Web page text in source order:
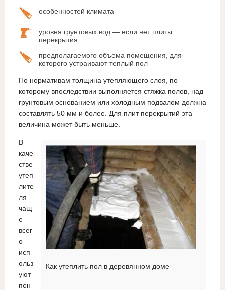
особенностей климата
уровня грунтовых вод — если нет плиты
перекрытия
предполагаемого объема помещения, для
которого устраивают теплый пол
По нормативам толщина утепляющего слоя, по
которому впоследствии выполняется стяжка полов, над
грунтовым основанием или холодным подвалом должна
составлять 50 мм и более. Для плит перекрытий эта
величина может быть меньше.
Как утеплить пол в деревянном доме
В
каче
стве
утеп
лите
ля
чащ
е
всег
о
исп
ольз
уют
пен